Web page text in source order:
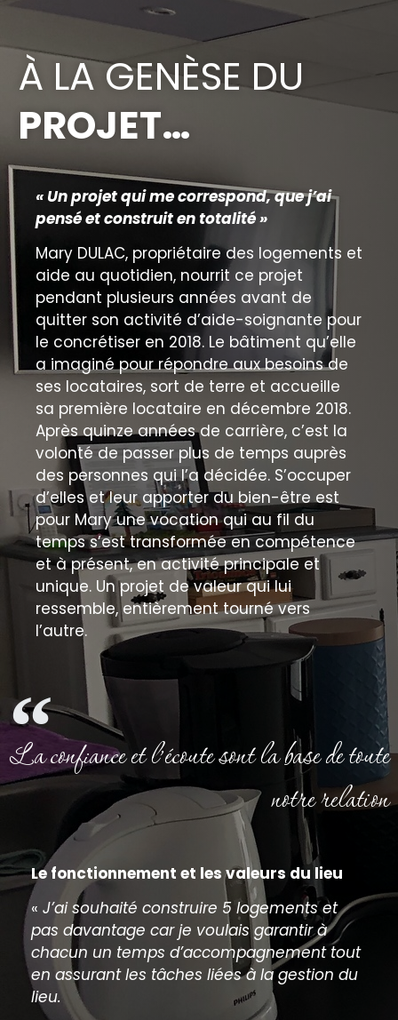
À LA GENÈSE DU
PROJET…
« Un projet qui me correspond, que j’ai
pensé et construit en totalité »
Mary DULAC, propriétaire des logements et
aide au quotidien, nourrit ce projet
pendant plusieurs années avant de
quitter son activité d’aide-soignante pour
le concrétiser en 2018. Le bâtiment qu’elle
a imaginé pour répondre aux besoins de
ses locataires, sort de terre et accueille
sa première locataire en décembre 2018.
Après quinze années de carrière, c’est la
volonté de passer plus de temps auprès
des personnes qui l’a décidée. S’occuper
d’elles et leur apporter du bien-être est
pour Mary une vocation qui au fil du
temps s’est transformée en compétence
et à présent, en activité principale et
unique. Un projet de valeur qui lui
ressemble, entièrement tourné vers
l’autre.
La confiance et l’écoute sont la base de toute
notre relation
Le fonctionnement et les valeurs du lieu
« J’ai souhaité construire 5 logements et
pas davantage car je voulais garantir à
chacun un temps d’accompagnement tout
en assurant les tâches liées à la gestion du
lieu.